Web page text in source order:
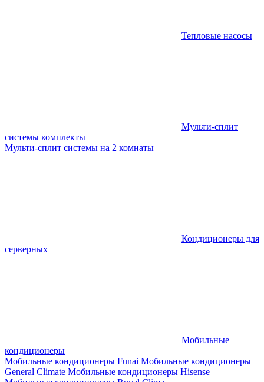
Тепловые насосы
Мульти-сплит
системы комплекты
Мульти-сплит системы на 2 комнаты
Кондиционеры для
серверных
Мобильные
кондиционеры
Мобильные кондиционеры Funai Мобильные кондиционеры
General Climate Мобильные кондиционеры Hisense